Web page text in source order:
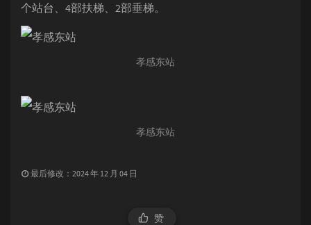
个站台、4部扶梯、2部垂梯。
孝感东站
孝感东站
最后修改：2024 年 12 月 04 日
赞